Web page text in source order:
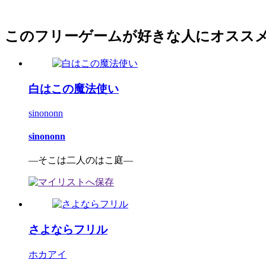
このフリーゲームが好きな人にオスス
白はこの魔法使い
sinononn
sinononn
―そこは二人のはこ庭―
さよならフリル
ホカアイ